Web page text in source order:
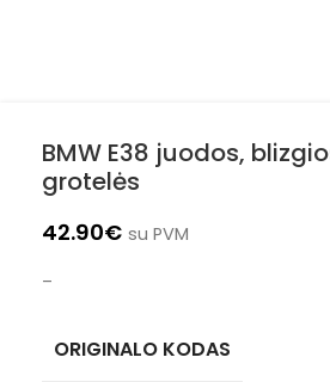
BMW E38 juodos,
grotelės
42.90€ su PVM
–
ORIGINALO KODAS